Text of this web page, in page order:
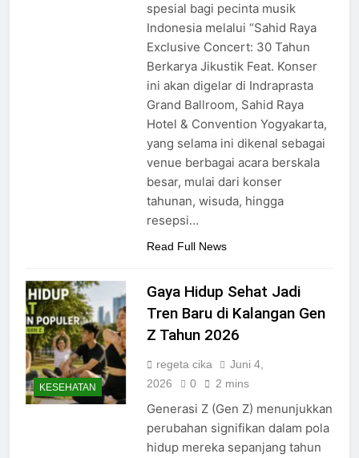
spesial bagi pecinta musik
Indonesia melalui “Sahid Raya
Exclusive Concert: 30 Tahun
Berkarya Jikustik Feat. Konser
ini akan digelar di Indraprasta
Grand Ballroom, Sahid Raya
Hotel & Convention Yogyakarta,
yang selama ini dikenal sebagai
venue berbagai acara berskala
besar, mulai dari konser
tahunan, wisuda, hingga
resepsi…
Read Full News
KESEHATAN
Gaya Hidup Sehat Jadi
Tren Baru di Kalangan Gen
Z Tahun 2026
regeta cika
Juni 4,
2026
0 2 mins
Generasi Z (Gen Z) menunjukkan
perubahan signifikan dalam pola
hidup mereka sepanjang tahun